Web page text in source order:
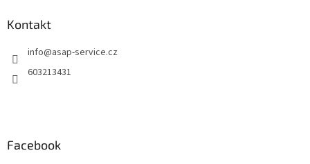
Kontakt
info@asap-service.cz
603213431
Facebook